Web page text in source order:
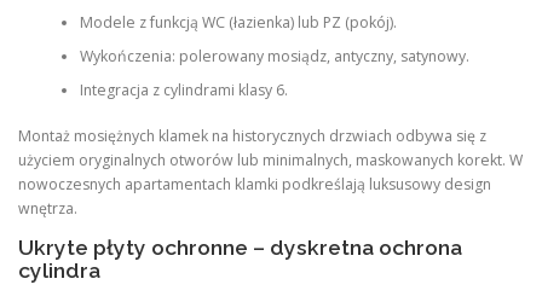
Modele z funkcją WC (łazienka) lub PZ (pokój).
Wykończenia: polerowany mosiądz, antyczny, satynowy.
Integracja z cylindrami klasy 6.
Montaż mosiężnych klamek na historycznych drzwiach odbywa się z
użyciem oryginalnych otworów lub minimalnych, maskowanych korekt. W
nowoczesnych apartamentach klamki podkreślają luksusowy design
wnętrza.
Ukryte płyty ochronne – dyskretna ochrona
cylindra